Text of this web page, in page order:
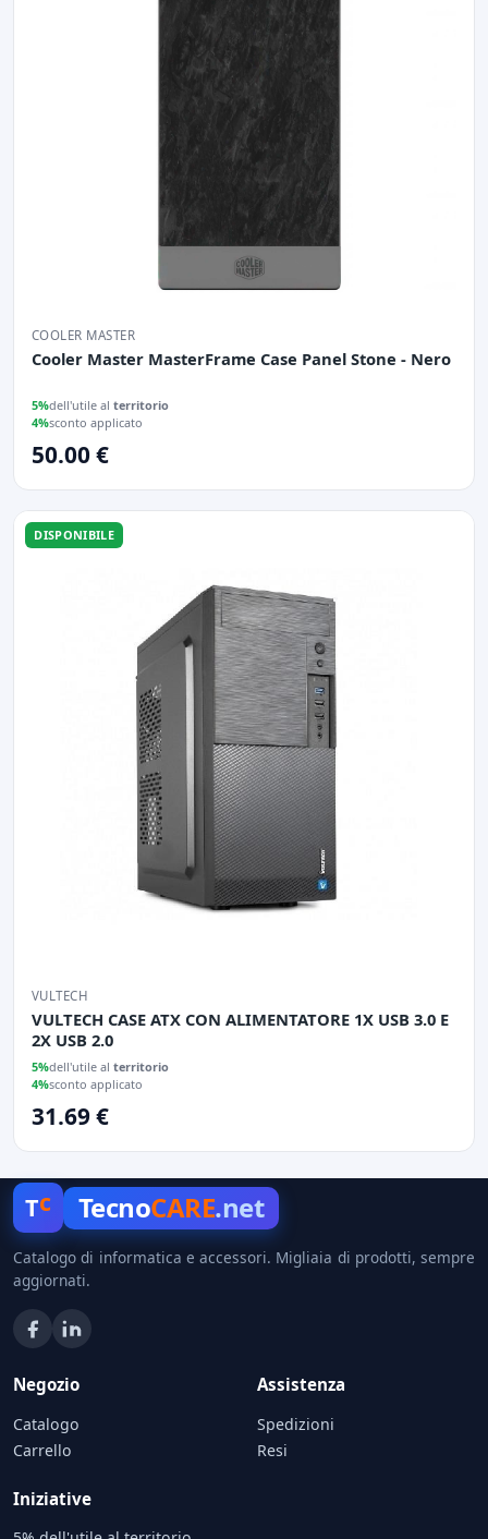
COOLER MASTER
Cooler Master MasterFrame Case Panel Stone - Nero
5%dell'utile al territorio
4%sconto applicato
50.00 €
DISPONIBILE
VULTECH
VULTECH CASE ATX CON ALIMENTATORE 1X USB 3.0 E
2X USB 2.0
5%dell'utile al territorio
4%sconto applicato
31.69 €
Tc TecnoCARE.net
Catalogo di informatica e accessori. Migliaia di prodotti, sempre
aggiornati.
Negozio
Catalogo
Carrello
Assistenza
Spedizioni
Resi
Iniziative